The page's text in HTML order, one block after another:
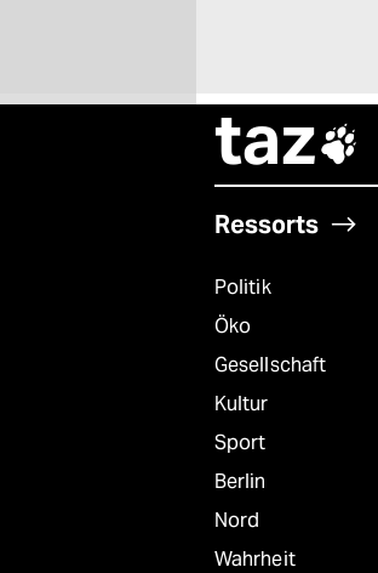
taz
Ressorts
Politik
Öko
Gesellschaft
Kultur
Sport
Berlin
Nord
Wahrheit